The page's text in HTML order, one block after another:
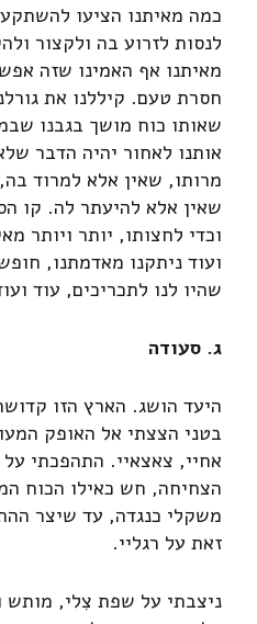
כמה מאיתנו הציעו
לנסות לזרוע בה ולקצור
מאיתנו אף האמינו שזה
חסרת טעם. קיללנו את
שאותו כוח מושך בגבנו
אותנו לאחור יהיה הדבר
מרותו, שאין אלא למרוד
שאין אלא להיעתר לה. קו
וכדי לחצותו, יותר ויותר
ועוד ניתקנו מאדמתנו,
שהיו לנו לתכריכים, עוד
ג. סעודה
היעד הושג. הארץ הזו
בטני הצצתי אל האופק
אחיי, צאצאיי. התהפכתי
הצחיחה, חש כאילו הכוח
משקלי כנגדה, עד שיצר
זאת על רגליי.
ניצבתי על שפת צִלי, מותש